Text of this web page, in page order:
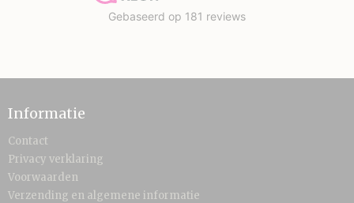
Informatie
Contact
Privacy verklaring
Voorwaarden
Verzending en algemene informatie